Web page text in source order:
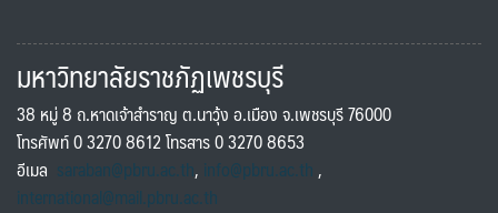
มหาวิทยาลัยราชภัฏเพชรบุรี
38 หมู่ 8 ถ.หาดเจ้าสำราญ ต.นาวุ้ง อ.เมือง จ.เพชรบุรี 76000
โทรศัพท์ 0 3270 8612 โทรสาร 0 3270 8653
อีเมล saraban@pbru.ac.th, info@pbru.ac.th,
international@mail.pbru.ac.th